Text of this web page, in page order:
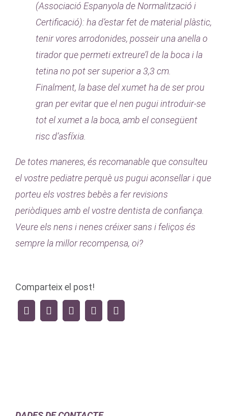
(Associació Espanyola de Normalització i
Certificació): ha d’estar fet de material plàstic,
tenir vores arrodonides, posseir una anella o
tirador que permeti extreure’l de la boca i la
tetina no pot ser superior a 3,3 cm.
Finalment, la base del xumet ha de ser prou
gran per evitar que el nen pugui introduir-se
tot el xumet a la boca, amb el consegüent
risc d’asfíxia.
De totes maneres, és recomanable que consulteu
el vostre pediatre perquè us pugui aconsellar i que
porteu els vostres bebès a fer revisions
periòdiques amb el vostre dentista de confiança.
Veure els nens i nenes créixer sans i feliços és
sempre la millor recompensa, oi?
Comparteix el post!